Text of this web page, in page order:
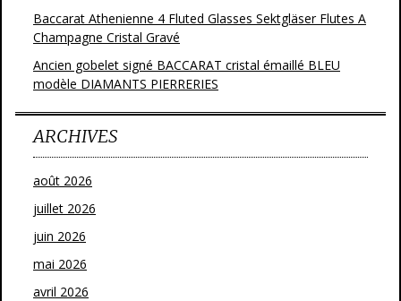
Baccarat Athenienne 4 Fluted Glasses Sektgläser Flutes A
Champagne Cristal Gravé
Ancien gobelet signé BACCARAT cristal émaillé BLEU
modèle DIAMANTS PIERRERIES
ARCHIVES
août 2026
juillet 2026
juin 2026
mai 2026
avril 2026